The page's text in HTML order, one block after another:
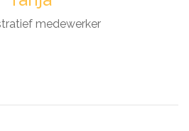
medewerker